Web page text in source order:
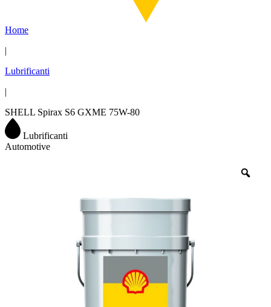
Home
|
Lubrificanti
|
SHELL Spirax S6 GXME 75W-80
Lubrificanti
Automotive